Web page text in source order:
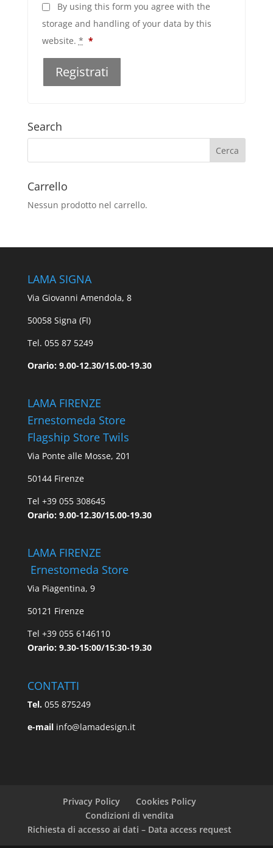
By using this form you agree with the
storage and handling of your data by this
website. * *
Registrati
Search
Carrello
Nessun prodotto nel carrello.
LAMA SIGNA
Via Giovanni Amendola, 8
50058 Signa (FI)
Tel. 055 87 5249
Orario: 9.00-12.30/15.00-19.30
LAMA FIRENZE
Ernestomeda Store
Flagship Store Twils
Via Ponte alle Mosse, 201
50144 Firenze
Tel +39 055 308645
Orario: 9.00-12.30/15.00-19.30
LAMA FIRENZE
Ernestomeda Store
Via Piagentina, 9
50121 Firenze
Tel +39 055 6146110
Orario: 9.30-15:00/15:30-19.30
CONTATTI
Tel.055 875249
e-mailinfo@lamadesign.it
Privacy Policy
Cookies Policy
Condizioni di vendita
Richiesta di accesso ai dati – Data access request